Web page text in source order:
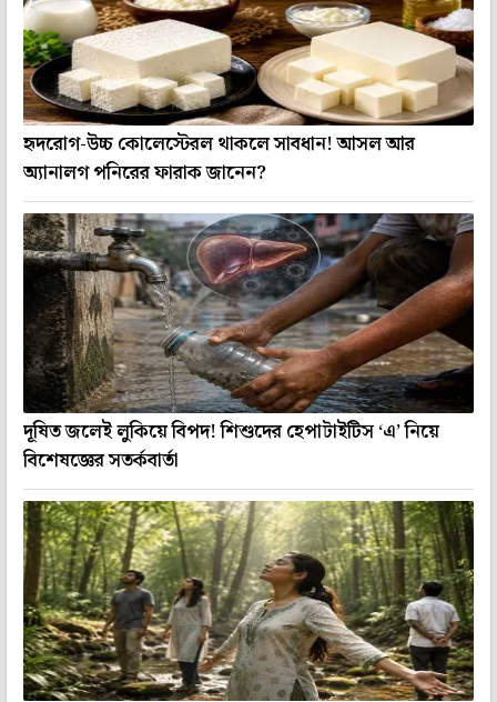
হৃদরোগ-উচ্চ কোলেস্টেরল থাকলে সাবধান! আসল আর
অ্যানালগ পনিরের ফারাক জানেন?
দূষিত জলেই লুকিয়ে বিপদ! শিশুদের হেপাটাইটিস ‘এ’ নিয়ে
বিশেষজ্ঞের সতর্কবার্তা